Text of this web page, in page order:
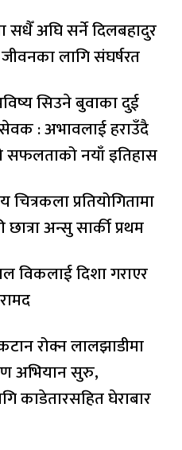
अघि सर्ने दिलबहादुर
लागि संघर्षरत
सिउने बुवाका दुई
: अभावलाई हराउँदै
सफलताको नयाँ इतिहास
चित्रकला प्रतियोगितामा
अन्सु सार्की प्रथम
विकलाई दिशा गराएर
रोक्न लालझाडीमा
अभियान सुरु,
काडेतारसहित घेराबार